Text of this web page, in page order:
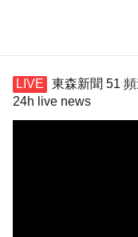
東森新聞 51
24h live news